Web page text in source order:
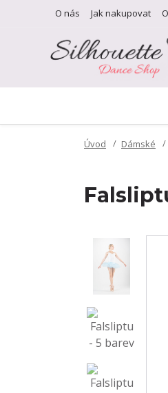
O nás Jak nakupovat
Úvod Dámské